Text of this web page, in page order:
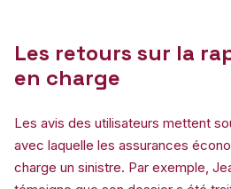
Les retours sur la
en charge
Les avis des utilisateurs mettent
avec laquelle les assurances
charge un sinistre. Par exemple,